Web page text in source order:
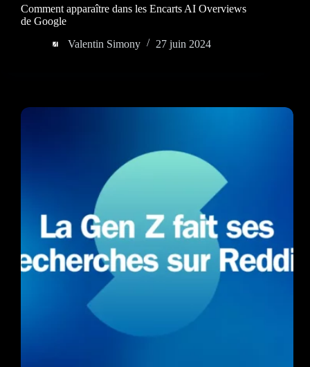
Comment apparaître dans les Encarts AI Overviews
de Google
Valentin Simony
27 juin 2024